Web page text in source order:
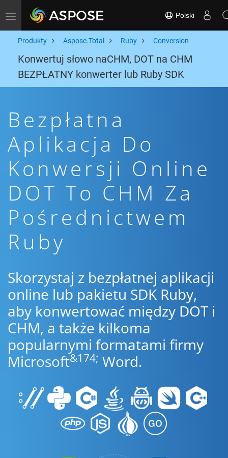
Toggle navigation Polski
Produkty Aspose.Total Ruby Conversion
Konwertuj słowo naCHM, DOT na CHM
BEZPŁATNY konwerter lub Ruby SDK
Bezpłatna
Aplikacja Do
Konwersji Online
DOT To CHM Za
Pośrednictwem
Ruby
Skorzystaj z bezpłatnej aplikacji
online lub pakietu SDK Ruby,
aby konwertować między DOT i
CHM, a także kilkoma
popularnymi formatami firmy
Microsoft&174; Word.